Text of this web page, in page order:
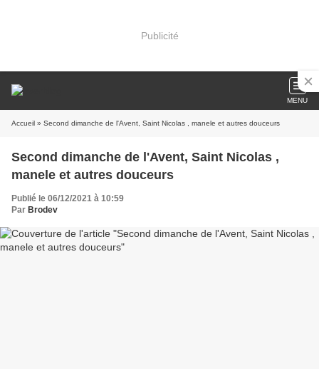
Publicité
MENU
Accueil » Second dimanche de l'Avent, Saint Nicolas , manele et autres douceurs
Second dimanche de l'Avent, Saint Nicolas ,
manele et autres douceurs
Publié le 06/12/2021 à 10:59
Par Brodev